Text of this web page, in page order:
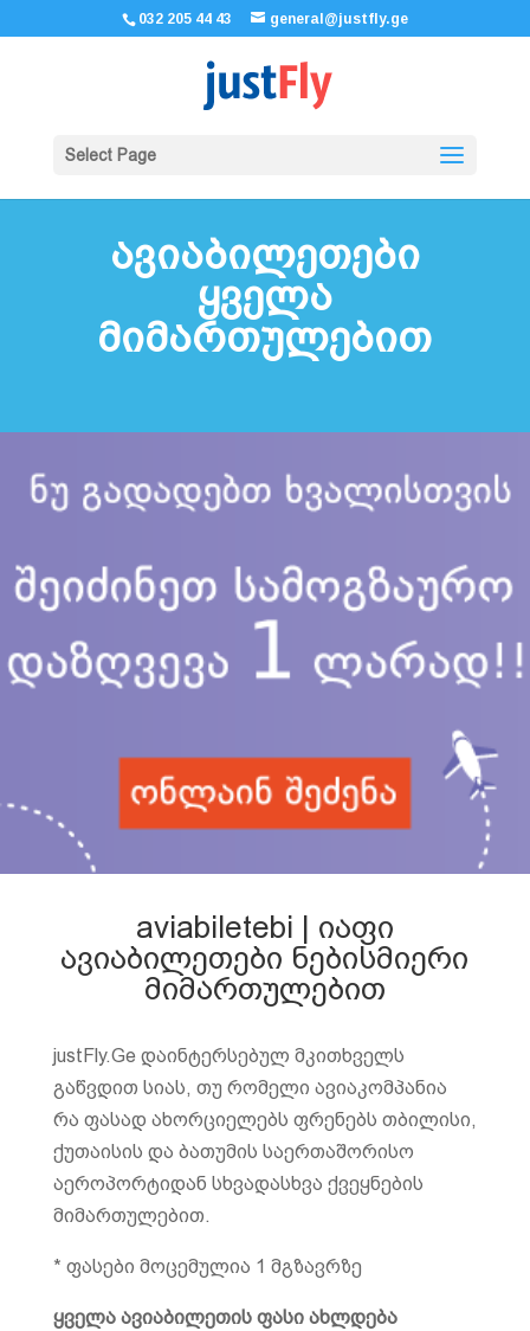
032 205 44 43 general@justfly.ge
Select Page
ავიაბილეთები
ყველა
მიმართულებით
aviabiletebi | იაფი
ავიაბილეთები ნებისმიერი
მიმართულებით
justFly.Ge დაინტერსებულ მკითხველს
გაწვდით სიას, თუ რომელი ავიაკომპანია
რა ფასად ახორციელებს ფრენებს თბილისი,
ქუთაისის და ბათუმის საერთაშორისო
აეროპორტიდან სხვადასხვა ქვეყნების
მიმართულებით.
* ფასები მოცემულია 1 მგზავრზე
ყველა ავიაბილეთის ფასი ახლდება